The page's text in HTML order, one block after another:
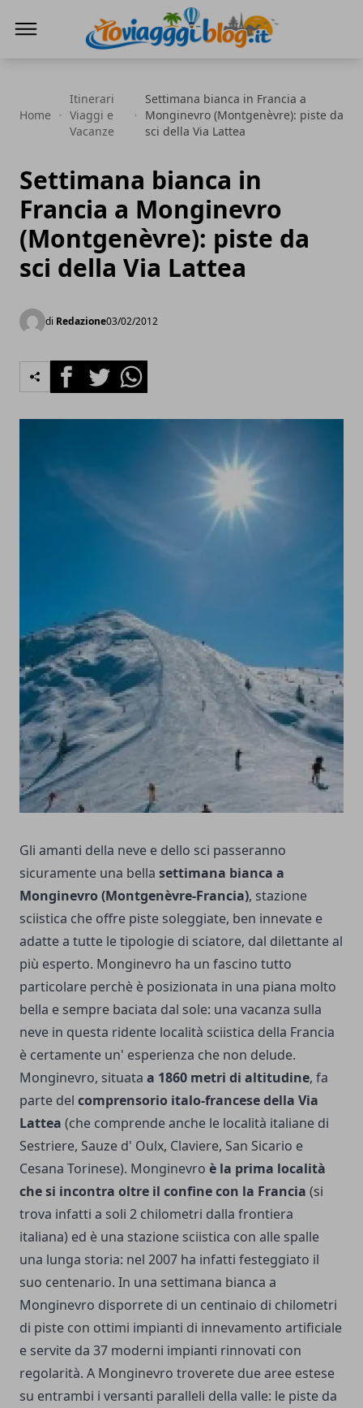
Home
Itinerari
Viaggi e
Vacanze
Settimana bianca in Francia a
Monginevro (Montgenèvre): piste da
sci della Via Lattea
Settimana bianca in
Francia a Monginevro
(Montgenèvre): piste da
sci della Via Lattea
di Redazione03/02/2012
FacebookTwitterWhatsapp
Gli amanti della neve e dello sci passeranno
sicuramente una bella settimana bianca a
Monginevro (Montgenèvre-Francia), stazione
sciistica che offre piste soleggiate, ben innevate e
adatte a tutte le tipologie di sciatore, dal dilettante al
più esperto. Monginevro ha un fascino tutto
particolare perchè è posizionata in una piana molto
bella e sempre baciata dal sole: una vacanza sulla
neve in questa ridente località sciistica della Francia
è certamente un' esperienza che non delude.
Monginevro, situata a 1860 metri di altitudine, fa
parte del comprensorio italo-francese della Via
Lattea (che comprende anche le località italiane di
Sestriere, Sauze d' Oulx, Claviere, San Sicario e
Cesana Torinese). Monginevro è la prima località
che si incontra oltre il confine con la Francia (si
trova infatti a soli 2 chilometri dalla frontiera
italiana) ed è una stazione sciistica con alle spalle
una lunga storia: nel 2007 ha infatti festeggiato il
suo centenario. In una settimana bianca a
Monginevro disporrete di un centinaio di chilometri
di piste con ottimi impianti di innevamento artificiale
e servite da 37 moderni impianti rinnovati con
regolarità. A Monginevro troverete due aree estese
su entrambi i versanti paralleli della valle: le piste da